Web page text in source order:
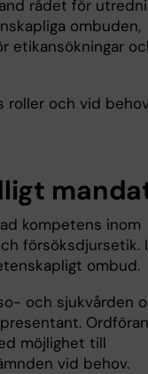
rådet för
ombuden,
etikansökningar
roller och vid behov
kompetens inom
försöksdjursetik. I
ombud.
och sjukvården
möjlighet till
vid behov.